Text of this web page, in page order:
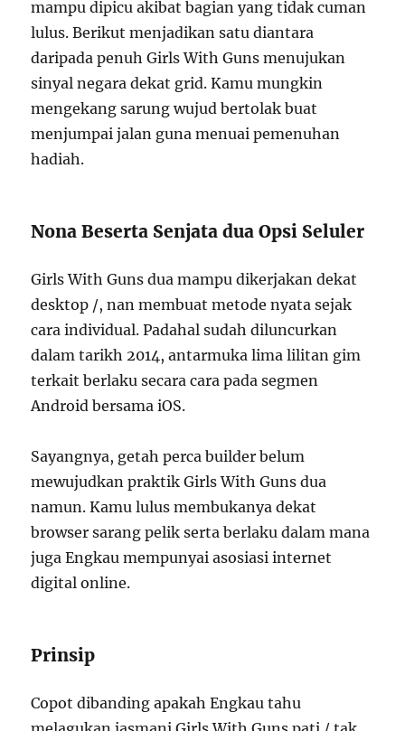
mampu dipicu akibat bagian yang tidak cuman
lulus. Berikut menjadikan satu diantara
daripada penuh Girls With Guns menujukan
sinyal negara dekat grid. Kamu mungkin
mengekang sarung wujud bertolak buat
menjumpai jalan guna menuai pemenuhan
hadiah.
Nona Beserta Senjata dua Opsi Seluler
Girls With Guns dua mampu dikerjakan dekat
desktop /, nan membuat metode nyata sejak
cara individual. Padahal sudah diluncurkan
dalam tarikh 2014, antarmuka lima lilitan gim
terkait berlaku secara cara pada segmen
Android bersama iOS.
Sayangnya, getah perca builder belum
mewujudkan praktik Girls With Guns dua
namun. Kamu lulus membukanya dekat
browser sarang pelik serta berlaku dalam mana
juga Engkau mempunyai asosiasi internet
digital online.
Prinsip
Copot dibanding apakah Engkau tahu